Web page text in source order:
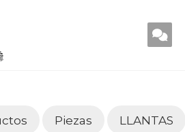
Piezas LLANTAS